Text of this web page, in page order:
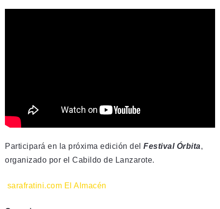
Participará en la próxima edición del Festival Órbita,
organizado por el Cabildo de Lanzarote.
sarafratini.com El Almacén